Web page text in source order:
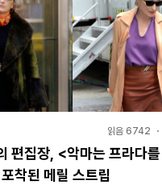
읽음 6742 ・
프라다를 입는다>
착된 메릴 스트립